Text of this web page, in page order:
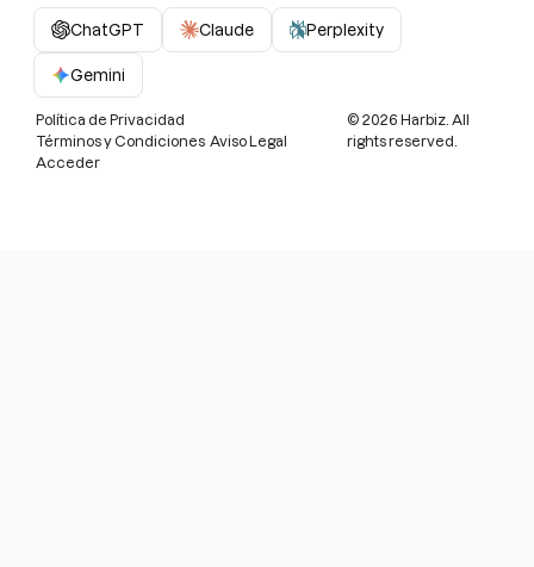
ChatGPT Claude Perplexity
Gemini
Política de Privacidad
Términos y Condiciones Aviso Legal
Acceder
© 2026 Harbiz. All
rights reserved.